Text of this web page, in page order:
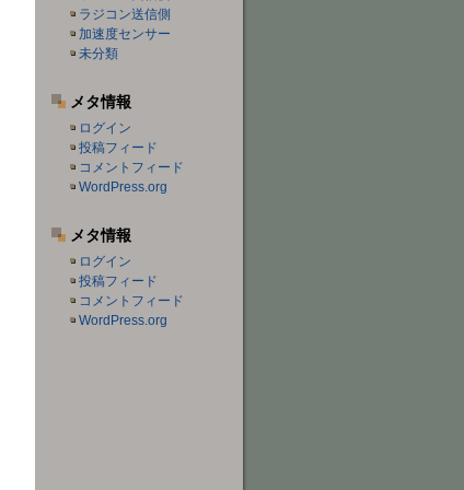
ラジコン送信側
加速度センサー
未分類
メタ情報
ログイン
投稿フィード
コメントフィード
WordPress.org
メタ情報
ログイン
投稿フィード
コメントフィード
WordPress.org